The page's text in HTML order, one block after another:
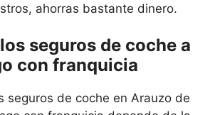
ahorras bastante dinero.
seguros de coche a
con franquicia
seguros de coche en Arauzo de